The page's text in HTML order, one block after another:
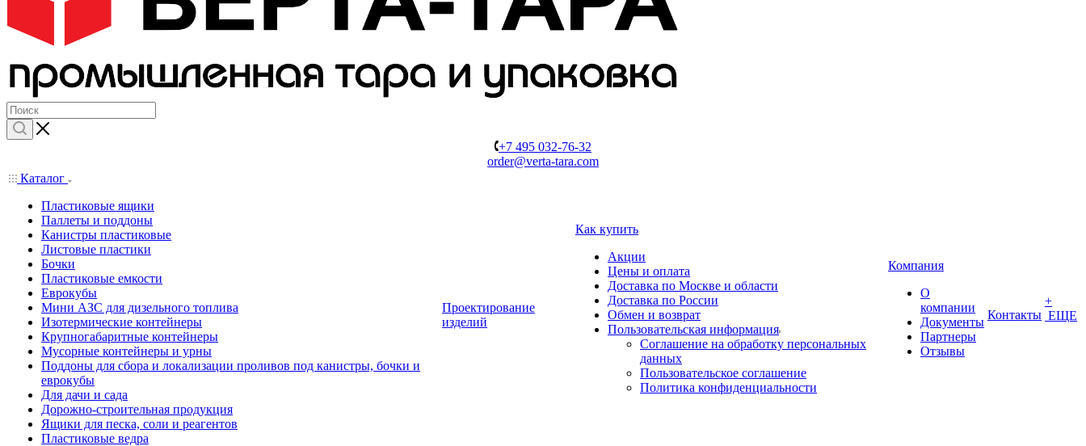
+7 495 032-76-32
order@verta-tara.com
Каталог
Пластиковые ящики
Паллеты и поддоны
Канистры пластиковые
Листовые пластики
Бочки
Пластиковые емкости
Еврокубы
Мини АЗС для дизельного топлива
Изотермические контейнеры
Крупногабаритные контейнеры
Мусорные контейнеры и урны
Поддоны для сбора и локализации проливов под канистры, бочки и
еврокубы
Для дачи и сада
Дорожно-строительная продукция
Ящики для песка, соли и реагентов
Пластиковые ведра
Проектирование
изделий
Как купить
Акции
Цены и оплата
Доставка по Москве и области
Доставка по России
Обмен и возврат
Пользовательская информация
Соглашение на обработку персональных
данных
Пользовательское соглашение
Политика конфиденциальности
Компания
О
компании
Документы
Партнеры
Отзывы
Контакты
+
ЕЩЕ